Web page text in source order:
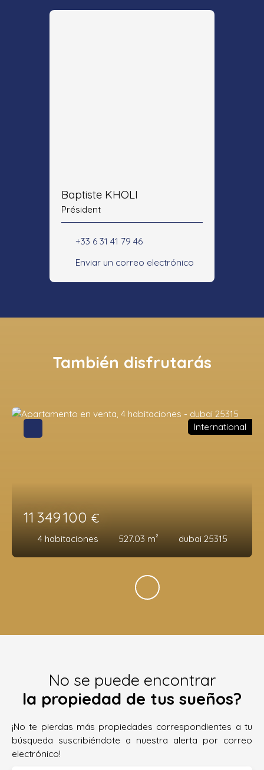
Baptiste KHOLI
Président
+33 6 31 41 79 46
Enviar un correo electrónico
También disfrutarás
11 349 100 €
4 habitaciones 527.03 m² dubai 25315
International
No se puede encontrar
la propiedad de tus sueños?
¡No te pierdas más propiedades correspondientes a tu
búsqueda suscribiéndote a nuestra alerta por correo
electrónico!